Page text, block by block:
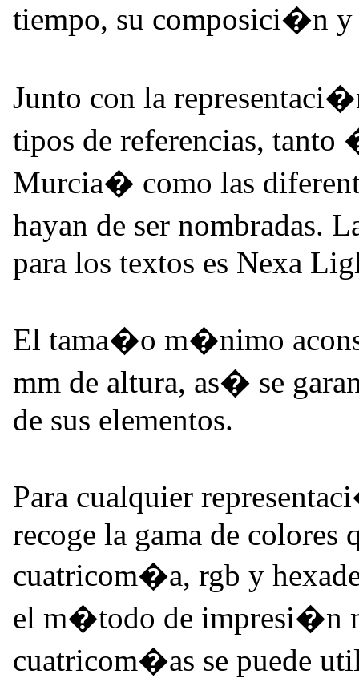
tiempo, su composici�n
Junto con la
tipos de referencias,
Murcia� como las
hayan de ser nombradas.
para los textos es Nexa
El tama�o m�nimo
mm de altura, as� se
de sus elementos.
Para cualquier
recoge la gama de colores
cuatricom�a, rgb y
el m�todo de impresi�n
cuatricom�as se puede